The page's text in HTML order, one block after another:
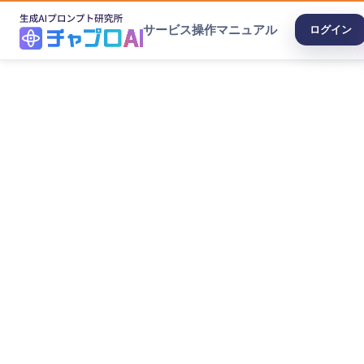
サービス操作マニュアル ログイン